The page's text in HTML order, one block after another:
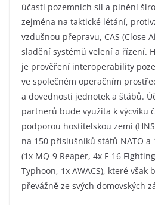
účastí pozemních sil a plnění
zejména na taktické létání,
vzdušnou přepravu, CAS (Close
sladění systémů velení a řízení.
je prověření interoperability
ve společném operačním
a dovednosti jednotek a štábů.
partnerů bude využita k výcviku
podporou hostitelskou zemí
na 150 příslušníků států NATO a
(1x MQ-9 Reaper, 4x F-16
Typhoon, 1x AWACS), které však
převážně ze svých domovských